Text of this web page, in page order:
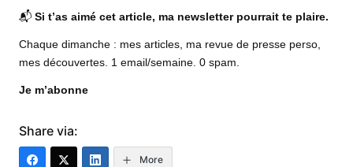
📬 Si t’as aimé cet article, ma newsletter pourrait te plaire.
Chaque dimanche : mes articles, ma revue de presse perso,
mes découvertes. 1 email/semaine. 0 spam.
Je m’abonne
Share via:
More